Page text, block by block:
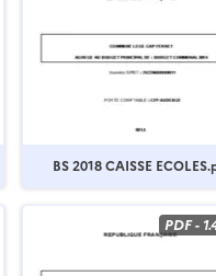
BS 2018 CAISSE
PDF-